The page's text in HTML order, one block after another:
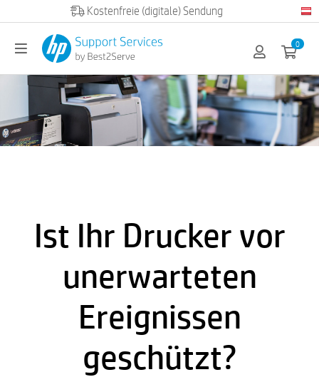
Official HP partner
0
Ist Ihr Drucker vor
unerwarteten
Ereignissen
geschützt?